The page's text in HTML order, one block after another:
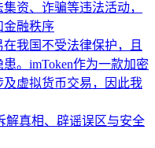
资、诈骗等违法活动，
金融秩序
我国不受法律保护，且
。imToken作为一款加密
虚拟货币交易，因此我
解真相、辟谣误区与安全